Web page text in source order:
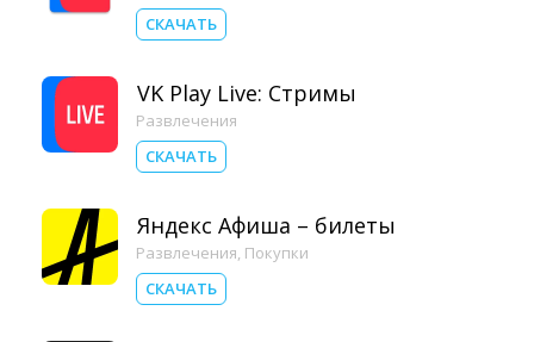
СКАЧАТЬ
VK Play Live: Стримы
Развлечения
СКАЧАТЬ
Яндекс Афиша – билеты
Развлечения, Покупки
СКАЧАТЬ